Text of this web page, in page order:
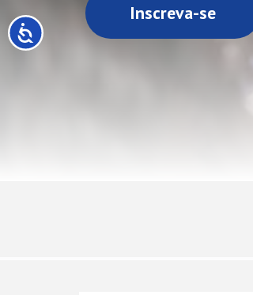
Inscreva-se